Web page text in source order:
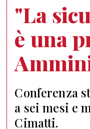
"La
è una
Conferenza
a sei mesi e
Cimatti.